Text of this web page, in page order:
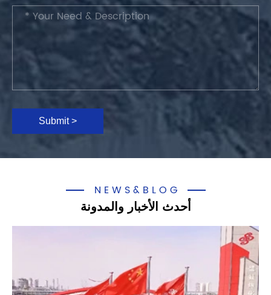
Submit >
NEWS&BLOG
أحدث الأخبار والمدونة